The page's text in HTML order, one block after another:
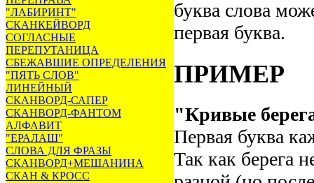
"ЛАБИРИНТ"
СКАНКЕЙВОРД
СОГЛАСНЫЕ
ПЕРЕПУТАНИЦА
СБЕЖАВШИЕ ОПРЕДЕЛЕНИЯ
"ПЯТЬ СЛОВ"
ЛИНЕЙНЫЙ
СКАНВОРД-САПЕР
СКАНВОРД-ФАНТОМ
АЛФАВИТ
"ЕРАЛАШ"
СЛОВА ДЛЯ ФРАЗЫ
СКАНВОРД+МЕШАНИНА
СКАН & КРОСС
буква слова
первая буква.
ПРИМЕР
"Кривые
Первая буква
Так как берега